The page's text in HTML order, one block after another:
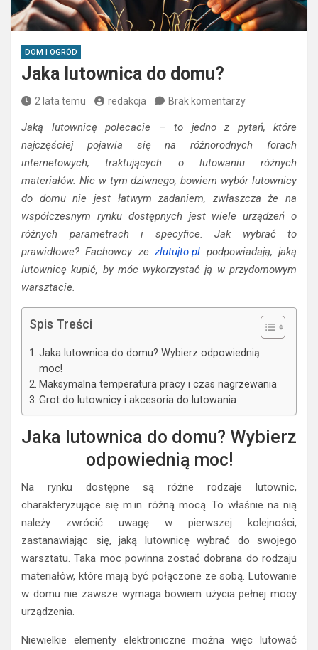
DOM I OGRÓD
Jaka lutownica do domu?
2 lata temu redakcja Brak komentarzy
Jaką lutownicę polecacie – to jedno z pytań, które
najczęściej pojawia się na różnorodnych forach
internetowych, traktujących o lutowaniu różnych
materiałów. Nic w tym dziwnego, bowiem wybór lutownicy
do domu nie jest łatwym zadaniem, zwłaszcza że na
współczesnym rynku dostępnych jest wiele urządzeń o
różnych parametrach i specyfice. Jak wybrać to
prawidłowe? Fachowcy zezlutujto.pl podpowiadają, jaką
lutownicę kupić, by móc wykorzystać ją w przydomowym
warsztacie.
Spis Treści
Jaka lutownica do domu? Wybierz odpowiednią
moc!
Maksymalna temperatura pracy i czas nagrzewania
Grot do lutownicy i akcesoria do lutowania
Jaka lutownica do domu? Wybierz
odpowiednią moc!
Na rynku dostępne są różne rodzaje lutownic,
charakteryzujące się m.in. różną mocą. To właśnie na nią
należy zwrócić uwagę w pierwszej kolejności,
zastanawiając się, jaką lutownicę wybrać do swojego
warsztatu. Taka moc powinna zostać dobrana do rodzaju
materiałów, które mają być połączone ze sobą. Lutowanie
w domu nie zawsze wymaga bowiem użycia pełnej mocy
urządzenia.
Niewielkie elementy elektroniczne można więc lutować